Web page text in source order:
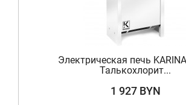
Электрическая печь
Талькохлорит...
1 927 BYN